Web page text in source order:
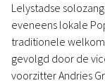
Lelystadse
eveneens lokale
traditionele
gevolgd door de
voorzitter Andries